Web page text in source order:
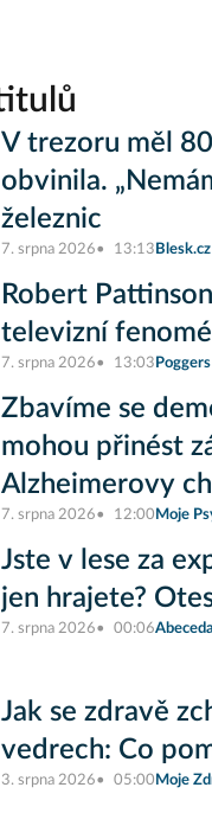
V trezoru měl
obvinila.
železnic
7. srpna 2026 13:13 Blesk.cz
Robert
televizní
7. srpna 2026 13:03 Poggers
Zbavíme se
mohou přinést
Alzheimerovy
7. srpna 2026 12:00 Moje
Jste v lese za
jen hrajete?
7. srpna 2026 00:06
Jak se zdravě
vedrech: Co
3. srpna 2026 05:00 Moje